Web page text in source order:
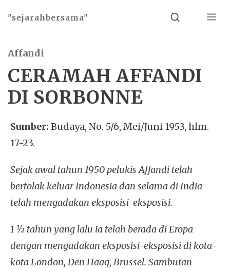
"sejarahbersama" Search Menu
Affandi
CERAMAH AFFANDI
DI SORBONNE
Sumber: Budaya, No. 5/6, Mei/Juni 1953, hlm.
17-23.
Sejak awal tahun 1950 pelukis Affandi telah
bertolak keluar Indonesia dan selama di India
telah mengadakan eksposisi-eksposisi.
1 ½ tahun yang lalu ia telah berada di Eropa
dengan mengadakan eksposisi-eksposisi di kota-
kota London, Den Haag, Brussel. Sambutan